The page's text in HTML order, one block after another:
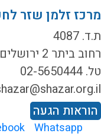
זלמן שזר
4087
ביתר 2 ירושלים 9104002
הגעה
Whatsapp